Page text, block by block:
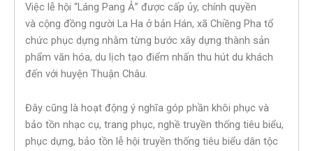
Việc lễ hội “Láng Pang Ả” được cấp ủy, chính quyền
và cộng đồng người La Ha ở bản Hán, xã Chiềng Pha tổ
chức phục dựng nhằm từng bước xây dựng thành sản
phẩm văn hóa, du lịch tạo điểm nhấn thu hút du khách
đến với huyện Thuận Châu.
Đây cũng là hoạt động ý nghĩa góp phần khôi phục và
bảo tồn nhạc cụ, trang phục, nghề truyền thống tiêu biểu,
phục dựng, bảo tồn lễ hội truyền thống tiêu biểu dân tộc